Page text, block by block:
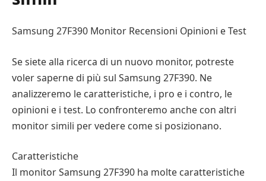
Samsung 27F390 Monitor Recensioni Opinioni e Test
Se siete alla ricerca di un nuovo monitor, potreste
voler saperne di più sul Samsung 27F390. Ne
analizzeremo le caratteristiche, i pro e i contro, le
opinioni e i test. Lo confronteremo anche con altri
monitor simili per vedere come si posizionano.
Caratteristiche
Il monitor Samsung 27F390 ha molte caratteristiche